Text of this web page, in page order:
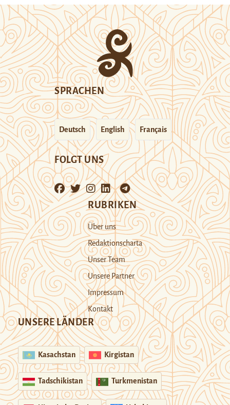
SPRACHEN
Deutsch English Français
FOLGT UNS
RUBRIKEN
Über uns
Redaktionscharta
Unser Team
Unsere Partner
Impressum
Kontakt
UNSERE LÄNDER
Kasachstan Kirgistan
Tadschikistan Turkmenistan